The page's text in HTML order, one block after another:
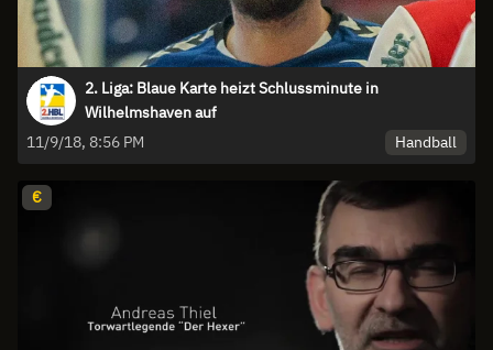
2. Liga: Blaue Karte heizt Schlussminute in
Wilhelmshaven auf
11/9/18, 8:56 PM
Handball
€